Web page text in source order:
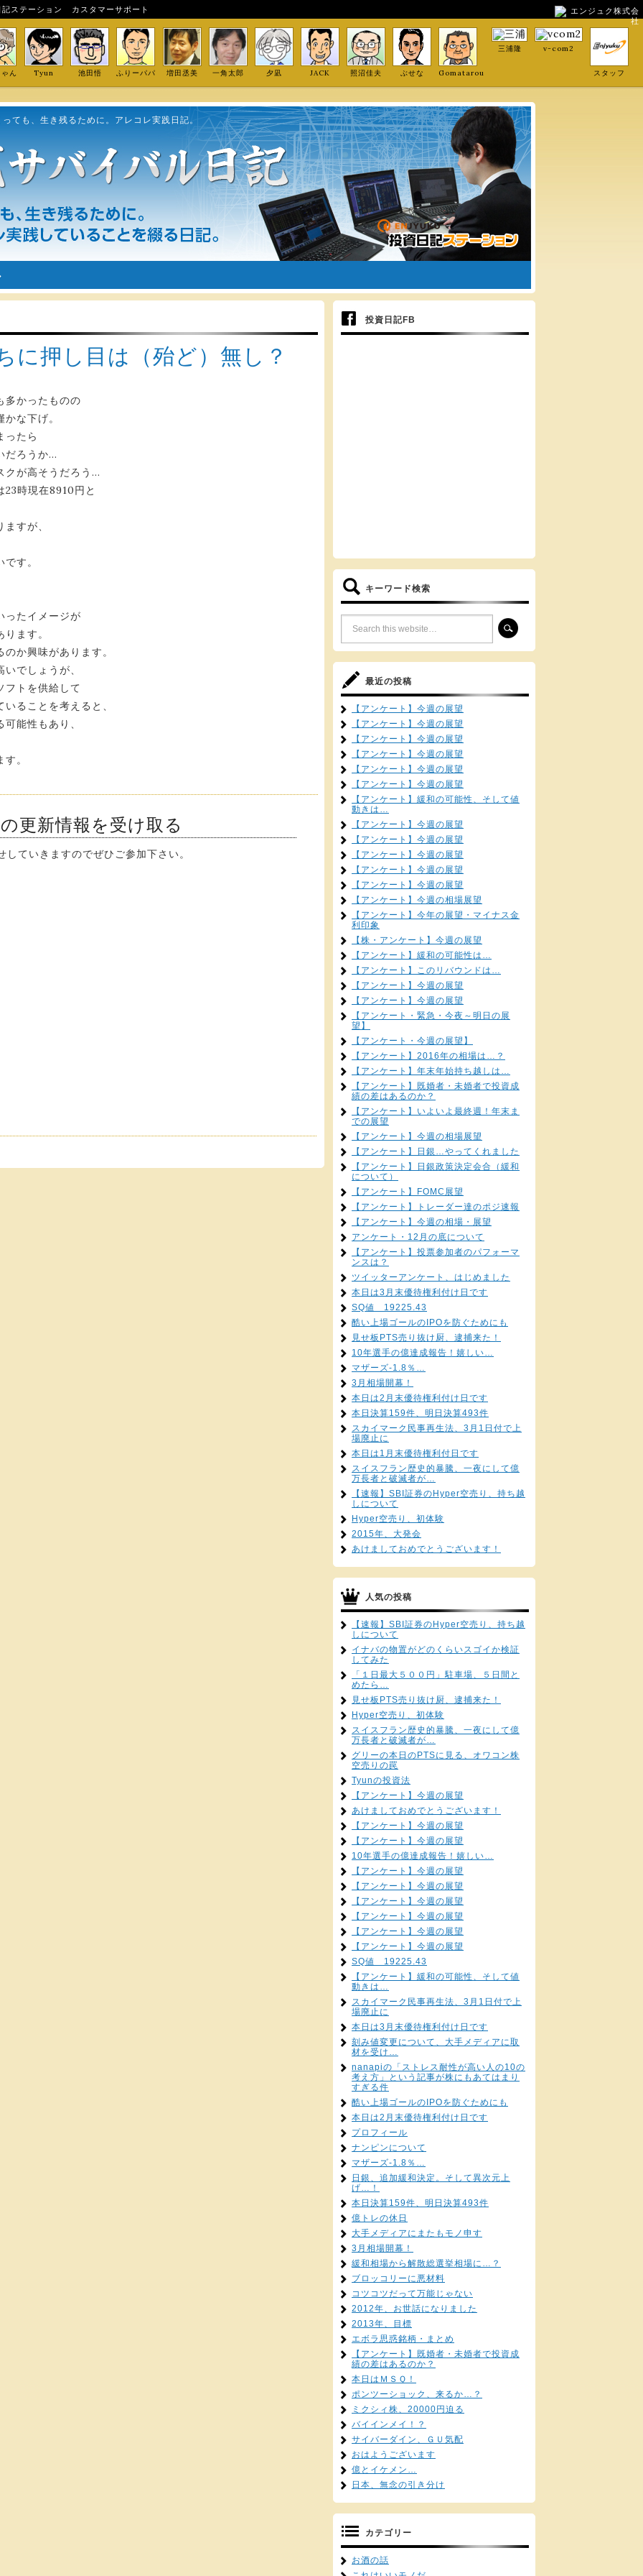
ステーション カスタマーサポート
エンジュク株式会
社
ん Tyun 池田悟 ふりーパパ 増田丞美 一角太郎 夕凪 JACK 照沼佳夫 ぶせな Gomatarou
三浦隆 v-com2
スタッフ
ても、生き残るために。アレコレ実践日記。
押し目は（殆ど）無し？
多かったものの
な下げ。
ったら
だろうか…
クが高そうだろう…
23時現在8910円と
すが、
す。
ったイメージが
ます。
か興味があります。
でしょうが、
フトを供給して
ることを考えると、
能性もあり、
。
更新情報を受け取る
ていきますのでぜひご参加下さい。
投資日記FB
キーワード検索
最近の投稿
【アンケート】今週の展望
【アンケート】今週の展望
【アンケート】今週の展望
【アンケート】今週の展望
【アンケート】今週の展望
【アンケート】今週の展望
【アンケート】緩和の可能性、そして値
動きは…
【アンケート】今週の展望
【アンケート】今週の展望
【アンケート】今週の展望
【アンケート】今週の展望
【アンケート】今週の展望
【アンケート】今週の相場展望
【アンケート】今年の展望・マイナス金
利印象
【株・アンケート】今週の展望
【アンケート】緩和の可能性は…
【アンケート】このリバウンドは…
【アンケート】今週の展望
【アンケート】今週の展望
【アンケート・緊急・今夜～明日の展
望】
【アンケート・今週の展望】
【アンケート】2016年の相場は…？
【アンケート】年末年始持ち越しは…
【アンケート】既婚者・未婚者で投資成
績の差はあるのか？
【アンケート】いよいよ最終週！年末ま
での展望
【アンケート】今週の相場展望
【アンケート】日銀…やってくれました
【アンケート】日銀政策決定会合（緩和
について）
【アンケート】FOMC展望
【アンケート】トレーダー達のポジ速報
【アンケート】今週の相場・展望
アンケート・12月の底について
【アンケート】投票参加者のパフォーマ
ンスは？
ツイッターアンケート、はじめました
本日は3月末優待権利付け日です
SQ値 19225.43
酷い上場ゴールのIPOを防ぐためにも
見せ板PTS売り抜け厨、逮捕来た！
10年選手の億達成報告！嬉しい…
マザーズ-1.8％…
3月相場開幕！
本日は2月末優待権利付け日です
本日決算159件、明日決算493件
スカイマーク民事再生法、3月1日付で上
場廃止に
本日は1月末優待権利付日です
スイスフラン歴史的暴騰、一夜にして億
万長者と破滅者が…
【速報】SBI証券のHyper空売り、持ち越
しについて
Hyper空売り、初体験
2015年、大発会
あけましておめでとうございます！
人気の投稿
【速報】SBI証券のHyper空売り、持ち越
しについて
イナバの物置がどのくらいスゴイか検証
してみた
「１日最大５００円」駐車場、５日間と
めたら…
見せ板PTS売り抜け厨、逮捕来た！
Hyper空売り、初体験
スイスフラン歴史的暴騰、一夜にして億
万長者と破滅者が…
グリーの本日のPTSに見る、オワコン株
空売りの罠
Tyunの投資法
【アンケート】今週の展望
あけましておめでとうございます！
【アンケート】今週の展望
【アンケート】今週の展望
10年選手の億達成報告！嬉しい…
【アンケート】今週の展望
【アンケート】今週の展望
【アンケート】今週の展望
【アンケート】今週の展望
【アンケート】今週の展望
【アンケート】今週の展望
SQ値 19225.43
【アンケート】緩和の可能性、そして値
動きは…
スカイマーク民事再生法、3月1日付で上
場廃止に
本日は3月末優待権利付け日です
刻み値変更について、大手メディアに取
材を受け…
nanapiの「ストレス耐性が高い人の10の
考え方」という記事が株にもあてはまり
すぎる件
酷い上場ゴールのIPOを防ぐためにも
本日は2月末優待権利付け日です
プロフィール
ナンピンについて
マザーズ-1.8％…
日銀、追加緩和決定。そして異次元上
げ…！
本日決算159件、明日決算493件
億トレの休日
大手メディアにまたもモノ申す
3月相場開幕！
緩和相場から解散総選挙相場に…？
ブロッコリーに悪材料
コツコツだって万能じゃない
2012年、お世話になりました
2013年、目標
エボラ思惑銘柄・まとめ
【アンケート】既婚者・未婚者で投資成
績の差はあるのか？
本日はＭＳＱ！
ポンツーショック、来るか…？
ミクシィ株、20000円迫る
バイインメイ！？
サイバーダイン、ＧＵ気配
おはようございます
億とイケメン…
日本、無念の引き分け
カテゴリー
お酒の話